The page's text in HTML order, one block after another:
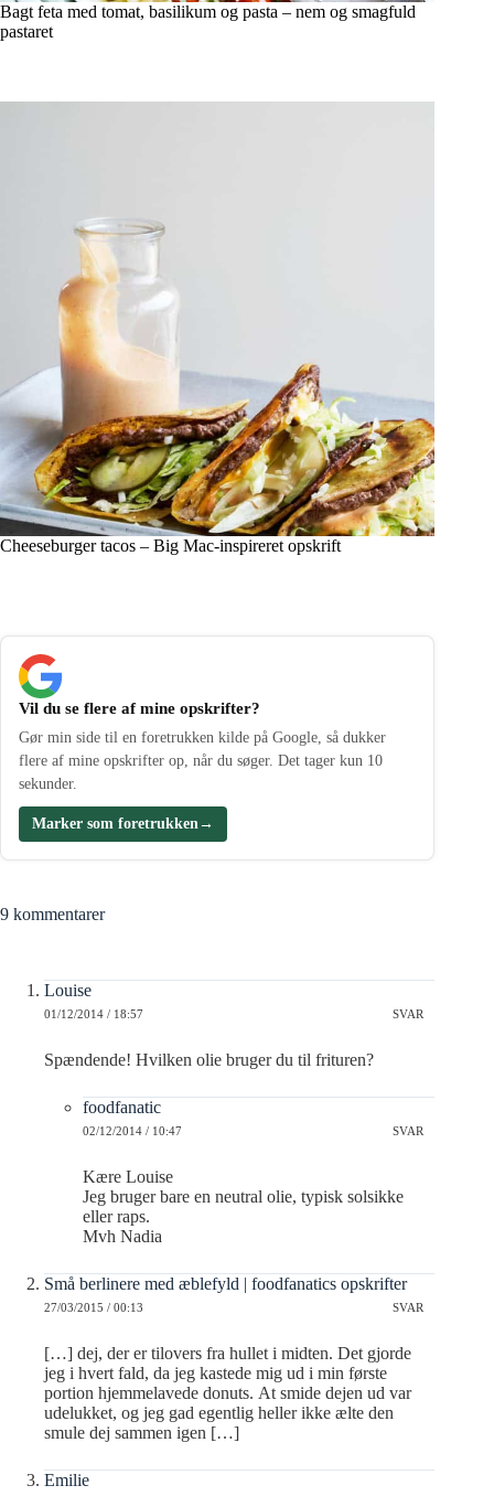
Bagt feta med tomat, basilikum og pasta – nem og smagfuld
pastaret
Cheeseburger tacos – Big Mac-inspireret opskrift
Vil du se flere af mine opskrifter?
Gør min side til en foretrukken kilde på Google, så dukker
flere af mine opskrifter op, når du søger. Det tager kun 10
sekunder.
Marker som foretrukken →
9 kommentarer
Louise
01/12/2014 / 18:57 SVAR
Spændende! Hvilken olie bruger du til frituren?
foodfanatic
02/12/2014 / 10:47 SVAR
Kære Louise
Jeg bruger bare en neutral olie, typisk solsikke
eller raps.
Mvh Nadia
Små berlinere med æblefyld | foodfanatics opskrifter
27/03/2015 / 00:13 SVAR
[…] dej, der er tilovers fra hullet i midten. Det gjorde
jeg i hvert fald, da jeg kastede mig ud i min første
portion hjemmelavede donuts. At smide dejen ud var
udelukket, og jeg gad egentlig heller ikke ælte den
smule dej sammen igen […]
Emilie